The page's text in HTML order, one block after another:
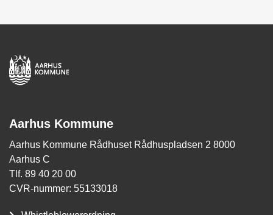
Aarhus Kommune
Aarhus Kommune Rådhuset Rådhuspladsen 2 8000
Aarhus C
Tlf. 89 40 20 00
CVR-nummer: 55133018